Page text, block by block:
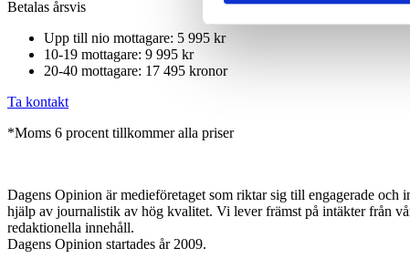
Betalas årsvis
Upp till nio mottagare: 5 995 kr
10-19 mottagare: 9 995 kr
20-40 mottagare: 17 495 kronor
Ta kontakt
*Moms 6 procent tillkommer alla priser
Dagens Opinion är medieföretaget som riktar sig till engagerade
hjälp av journalistik av hög kvalitet. Vi lever främst på intäkter från
redaktionella innehåll.
Dagens Opinion startades år 2009.